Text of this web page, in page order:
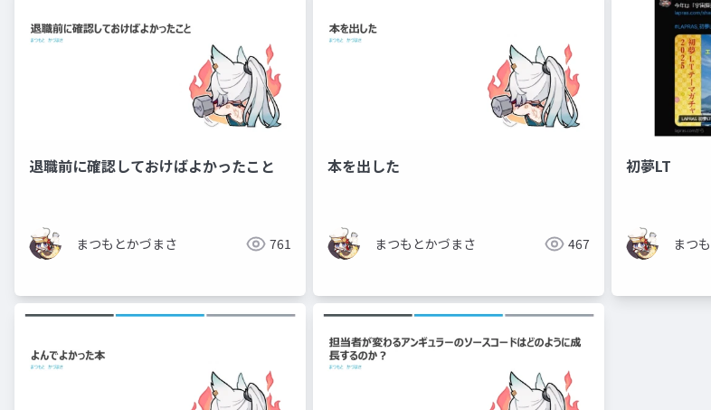
退職前に確認しておけばよかったこと
まつもとかづまさ 761
本を出した
まつもとかづまさ 467
初夢LT
まつ